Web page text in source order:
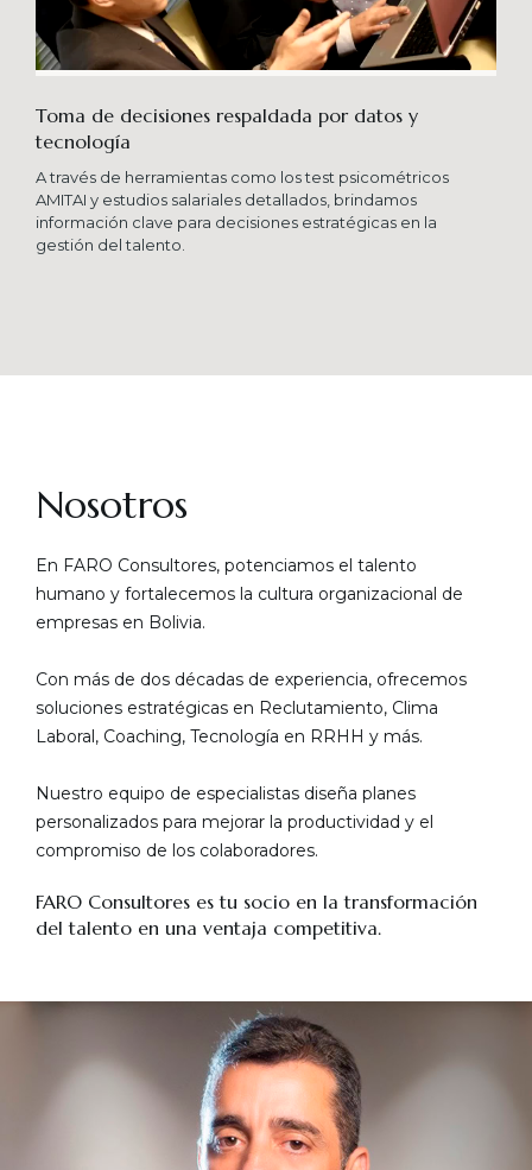
Toma de decisiones respaldada por datos y
tecnología​
A través de herramientas como los test psicométricos
AMITAI y estudios salariales detallados, brindamos
información clave para decisiones estratégicas en la
gestión del talento.
Nosotros
En FARO Consultores, potenciamos el talento
humano y fortalecemos la cultura organizacional de
empresas en Bolivia.
Con más de dos décadas de experiencia, ofrecemos
soluciones estratégicas en Reclutamiento, Clima
Laboral, Coaching, Tecnología en RRHH y más.
Nuestro equipo de especialistas diseña planes
personalizados para mejorar la productividad y el
compromiso de los colaboradores.
FARO Consultores es tu socio en la transformación
del talento en una ventaja competitiva.